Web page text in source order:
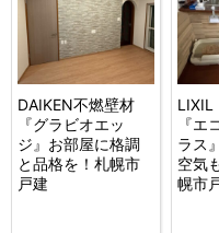
DAIKEN不燃壁材
『グラビオエッ
ジ』お部屋に格調
と品格を！札幌市
戸建
LIXIL
『エ
ラス
空気
幌市